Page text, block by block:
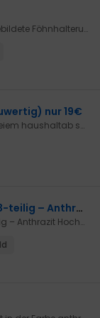
Hallo,Wir verkaufen die abgebildete Föhnhalterung. Abholung in 23560 Lübeck, Versand gegen Aufpreis möglich.
nur 19€
neuwertigaus tier-& rauchfreiem haushaltab sofort abholbar aus 67069 ludwigshafen
Badezimmermöbelset 3-teilig – Anthrazit Hochglanz
Badezimmermöbelset 3-teilig – Anthrazit Hochglanz – viel Stauraum, gepflegter ZustandIch biete ein dreiteiliges Badezimmermöbelset in anthrazit hochglänzendem Design an. Die Möbel sind modern, funktional und bieten viel Stauraum – ideal für ein stilvolles und aufgeräumtes Bad.Zum Set gehören:1. HochschrankMaße: 190 × 36,5 × 31 cm2 Türen1 offenes FachInsgesamt 5 Abstellmöglichkeiten2. WaschbeckenunterschrankMaße: 56 × 69 × 34 cm2 Türen2 Ablageflächen3. WaschmaschinenumbauschrankMaße: 186 × 63 × 24 cm2 Türen2 offene FächerInsgesamt 6 AblageflächenAlle Schränke befinden sich in einem guten bis sehr guten Zustand, mit leichten Gebrauchsspuren (sichtbar auf den Fotos). Das Set stammt aus einem Nichtraucherhaushalt.Preisvorschlag: 200 € für das komplette SetNur AbholungEinzeln sind die Möbel auch inseriert, bevorzugt wird jedoch der Verkauf als Komplettset.Bei Interesse oder Fragen einfach melden.